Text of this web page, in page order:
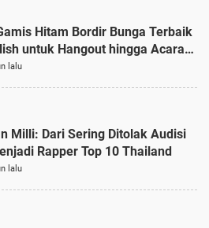
Hitam Bordir Bunga Terbaik
untuk Hangout hingga Acara
lalu
Milli: Dari Sering Ditolak Audisi
Rapper Top 10 Thailand
lalu